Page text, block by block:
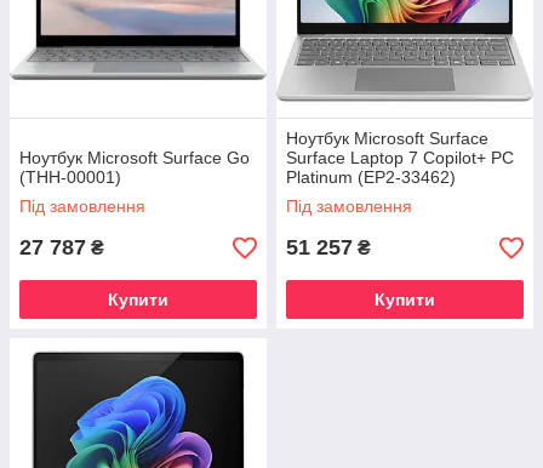
Ноутбук Microsoft Surface Go
(THH-00001)
Під замовлення
27 787 ₴
Купити
Ноутбук Microsoft Surface
Surface Laptop 7 Copilot+ PC
Platinum (EP2-33462)
Під замовлення
51 257 ₴
Купити